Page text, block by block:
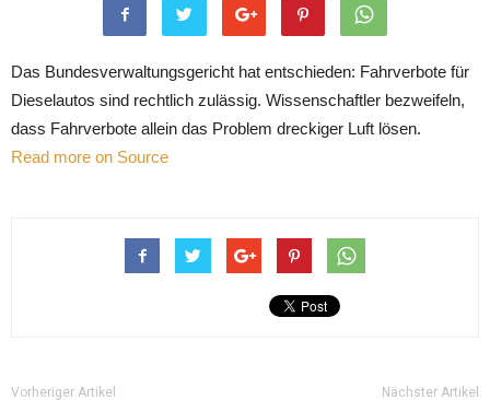
Das Bundesverwaltungsgericht hat entschieden: Fahrverbote für
Dieselautos sind rechtlich zulässig. Wissenschaftler bezweifeln,
dass Fahrverbote allein das Problem dreckiger Luft lösen.
Read more on Source
Vorheriger Artikel Nächster Artikel